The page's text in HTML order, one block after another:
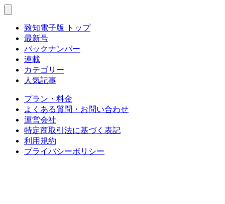
致知電子版 トップ
最新号
バックナンバー
連載
カテゴリー
人気記事
プラン・料金
よくある質問・お問い合わせ
運営会社
特定商取引法に基づく表記
利用規約
プライバシーポリシー